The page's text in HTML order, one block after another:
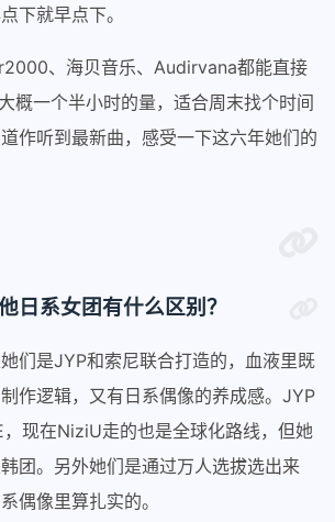
下就早点下。
、海贝音乐、Audirvana都能直接
概一个半小时的量，适合周末找个时间
作听到最新曲，感受一下这六年她们的
日系女团有什么区别？
们是JYP和索尼联合打造的，血液里既
作逻辑，又有日系偶像的养成感。JYP
现在NiziU走的也是全球化路线，但她
团。另外她们是通过万人选拔选出来
偶像里算扎实的。